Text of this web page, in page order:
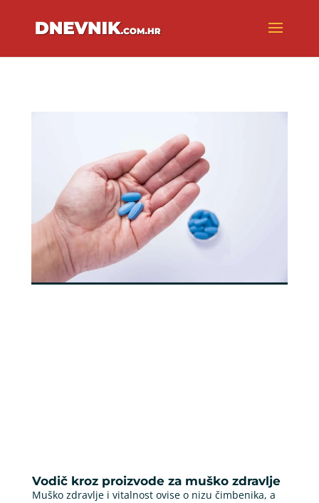
Vodič kroz proizvode za muško zdravlje
Muško zdravlje i vitalnost ovise o nizu čimbenika, a